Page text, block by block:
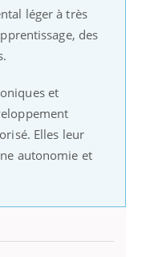
léger à très
des
et
Elles leur
autonomie et